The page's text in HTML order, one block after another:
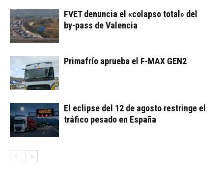
FVET denuncia el «colapso total» del
by-pass de Valencia
Primafrío aprueba el F-MAX GEN2
El eclipse del 12 de agosto restringe el
tráfico pesado en España